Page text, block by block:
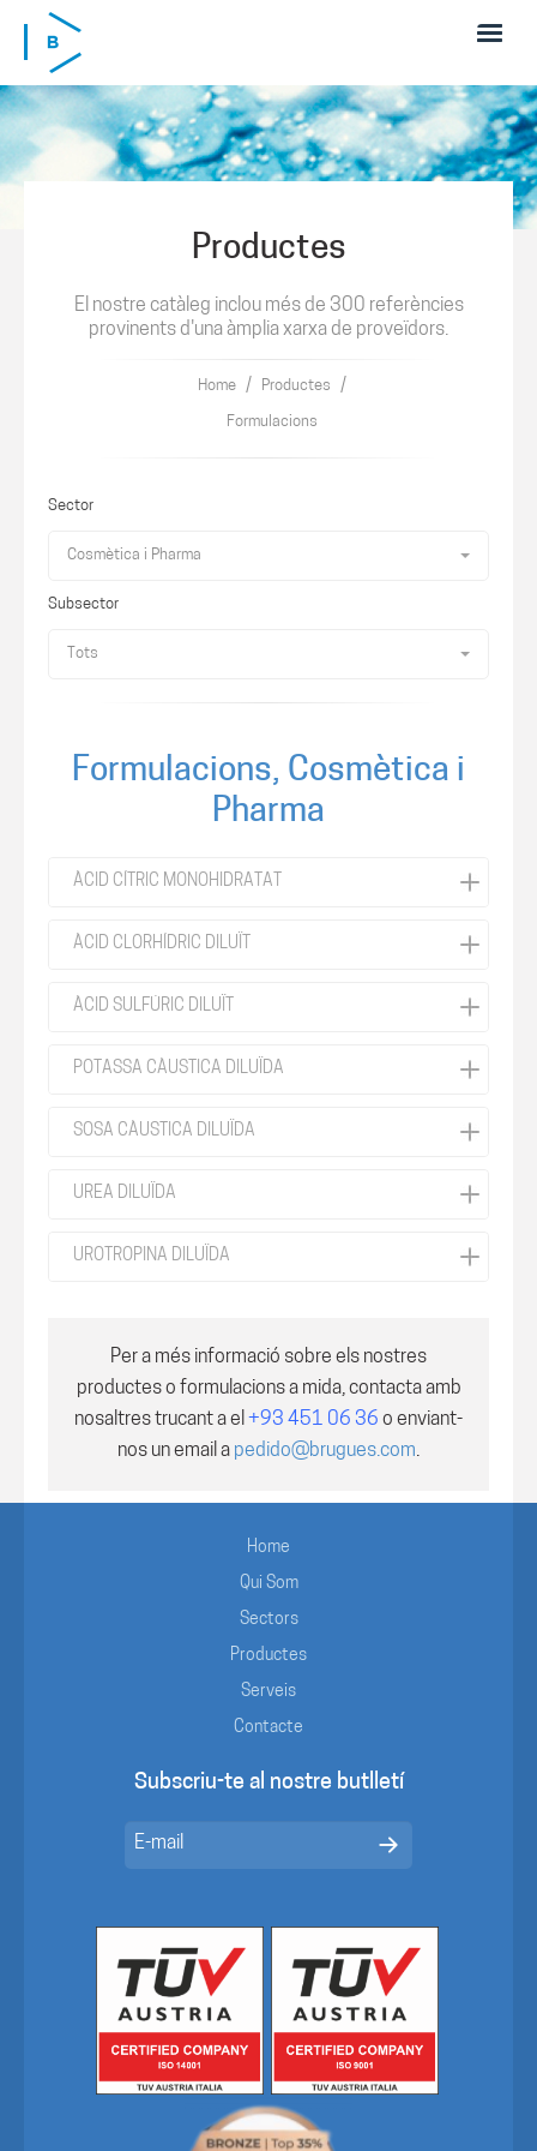
Skip to main content
Productes
El nostre catàleg inclou més de 300 referències
provinents d'una àmplia xarxa de proveïdors.
Home / Productes /
Formulacions
Sector
Cosmètica i Pharma
Subsector
Tots
Formulacions, Cosmètica i
Pharma
ÀCID CÍTRIC MONOHIDRATAT
ÀCID CLORHÍDRIC DILUÏT
ÀCID SULFÚRIC DILUÏT
POTASSA CÀUSTICA DILUÏDA
SOSA CÀUSTICA DILUÏDA
UREA DILUÏDA
UROTROPINA DILUÏDA
Per a més informació sobre els nostres
productes o formulacions a mida, contacta amb
nosaltres trucant a el +93 451 06 36 o enviant-
nos un email a pedido@brugues.com.
Home
Qui Som
Sectors
Productes
Serveis
Contacte
Subscriu-te al nostre butlletí